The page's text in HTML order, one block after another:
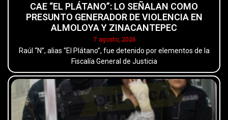
CAE “EL PLÁTANO”: LO SEÑALAN COMO
PRESUNTO GENERADOR DE VIOLENCIA EN
ALMOLOYA Y ZINACANTEPEC
7 agosto, 2026
Raúl “N”, alias “El Plátano”, fue detenido por elementos de la
Fiscalía General de Justicia